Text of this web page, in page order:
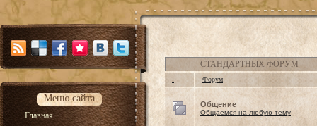
Меню сайта
Главная
СТАНДАРТНЫХ ФОРУМ
Форум
Общение
Общаемся на любую тему